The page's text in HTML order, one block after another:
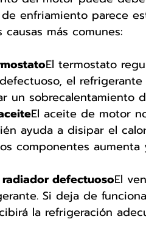
enfriamiento parece
más comunes:
El termostato
el
un sobrecalentamiento
El aceite de motor
ayuda a disipar el
componentes
defectuosoEl
Si deja de
la refrigeración